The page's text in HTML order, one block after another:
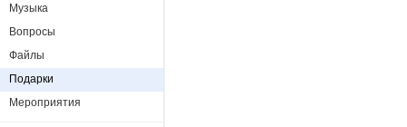
Музыка
Вопросы
Файлы
Подарки
Мероприятия